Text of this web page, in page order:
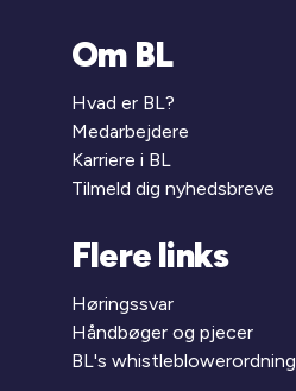
Om BL
Hvad er BL?
Medarbejdere
Karriere i BL
Tilmeld dig nyhedsbreve
Flere links
Høringssvar
Håndbøger og pjecer
BL's whistleblowerordning